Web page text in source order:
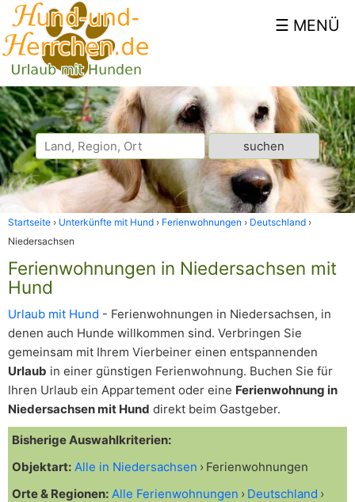
Startseite Unterkünfte mit Hund Ferienwohnungen
Deutschland
Niedersachsen
Ferienwohnungen in Niedersachsen mit
Hund
Urlaub mit Hund - Ferienwohnungen in Niedersachsen, in
denen auch Hunde willkommen sind. Verbringen Sie
gemeinsam mit Ihrem Vierbeiner einen entspannenden
Urlaub in einer günstigen Ferienwohnung. Buchen Sie für
Ihren Urlaub ein Appartement oder eine Ferienwohnung in
Niedersachsen mit Hund direkt beim Gastgeber.
Bisherige Auswahlkriterien:
Objektart: Alle in Niedersachsen
Ferienwohnungen
Orte & Regionen: Alle Ferienwohnungen
Deutschland